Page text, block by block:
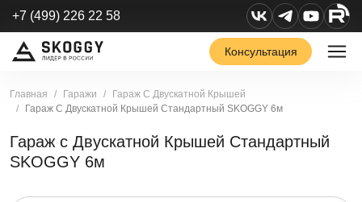
+7 (499) 226 22 58
Консультация
Главная Гаражи
Гараж С Двускатной Крышей
Гараж С Двускатной Крышей Стандартный SKOGGY 6м
Гараж с Двускатной Крышей Стандартный
SKOGGY 6м